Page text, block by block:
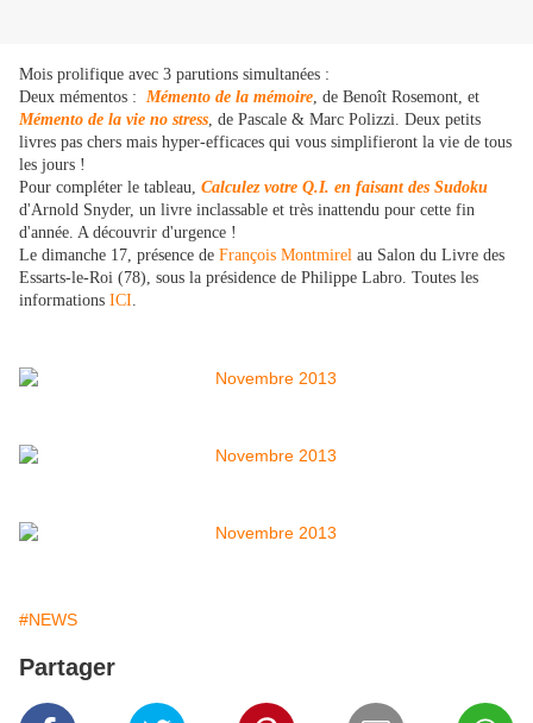
Mois prolifique avec 3 parutions simultanées :
Deux mémentos : Mémento de la mémoire, de Benoît Rosemont, et
Mémento de la vie no stress, de Pascale & Marc Polizzi. Deux petits
livres pas chers mais hyper-efficaces qui vous simplifieront la vie de tous
les jours !
Pour compléter le tableau, Calculez votre Q.I. en faisant des Sudoku
d'Arnold Snyder, un livre inclassable et très inattendu pour cette fin
d'année. A découvrir d'urgence !
Le dimanche 17, présence de François Montmirel au Salon du Livre des
Essarts-le-Roi (78), sous la présidence de Philippe Labro. Toutes les
informations ICI.
#NEWS
Partager